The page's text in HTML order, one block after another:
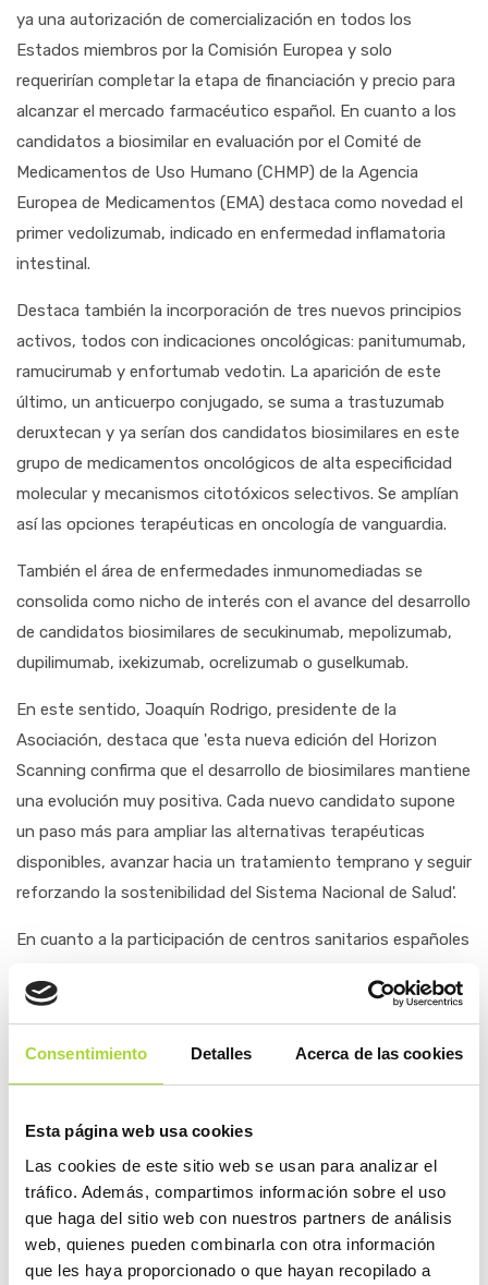
Consentimiento Detalles Acerca de las cookies
Esta página web usa cookies
Las cookies de este sitio web se usan para analizar el
tráfico. Además, compartimos información sobre el uso
que haga del sitio web con nuestros partners de análisis
web, quienes pueden combinarla con otra información
que les haya proporcionado o que hayan recopilado a
ya una autorización de comercialización en todos los
Estados miembros por la Comisión Europea y solo
requerirían completar la etapa de financiación y precio para
alcanzar el mercado farmacéutico español. En cuanto a los
candidatos a biosimilar en evaluación por el Comité de
Medicamentos de Uso Humano (CHMP) de la Agencia
Europea de Medicamentos (EMA) destaca como novedad el
primer vedolizumab, indicado en enfermedad inflamatoria
intestinal.
Destaca también la incorporación de tres nuevos principios
activos, todos con indicaciones oncológicas: panitumumab,
ramucirumab y enfortumab vedotin. La aparición de este
último, un anticuerpo conjugado, se suma a trastuzumab
deruxtecan y ya serían dos candidatos biosimilares en este
grupo de medicamentos oncológicos de alta especificidad
molecular y mecanismos citotóxicos selectivos. Se amplían
así las opciones terapéuticas en oncología de vanguardia.
También el área de enfermedades inmunomediadas se
consolida como nicho de interés con el avance del desarrollo
de candidatos biosimilares de secukinumab, mepolizumab,
dupilimumab, ixekizumab, ocrelizumab o guselkumab.
En este sentido, Joaquín Rodrigo, presidente de la
Asociación, destaca que 'esta nueva edición del Horizon
Scanning confirma que el desarrollo de biosimilares mantiene
una evolución muy positiva. Cada nuevo candidato supone
un paso más para ampliar las alternativas terapéuticas
disponibles, avanzar hacia un tratamiento temprano y seguir
reforzando la sostenibilidad del Sistema Nacional de Salud'.
En cuanto a la participación de centros sanitarios españoles
muestra el dinamismo propio del desarrollo de
medicamentos biosimilares. Los ensayos correspondientes
a omalizumab han sido completados y, por tanto, no
aparecen en esta nueva entrega que sí incorpora como
novedad el relativo a daratumumab en el Hospital
identificado 47 centros participantes en 96 ensayos clínicos
correspondientes a cuatro principios activos: nivolumab,
ocrelizumab, pembrolizumab y daratumumab. Esta dinámica
demuestra la capacidad en investigación clínica de España